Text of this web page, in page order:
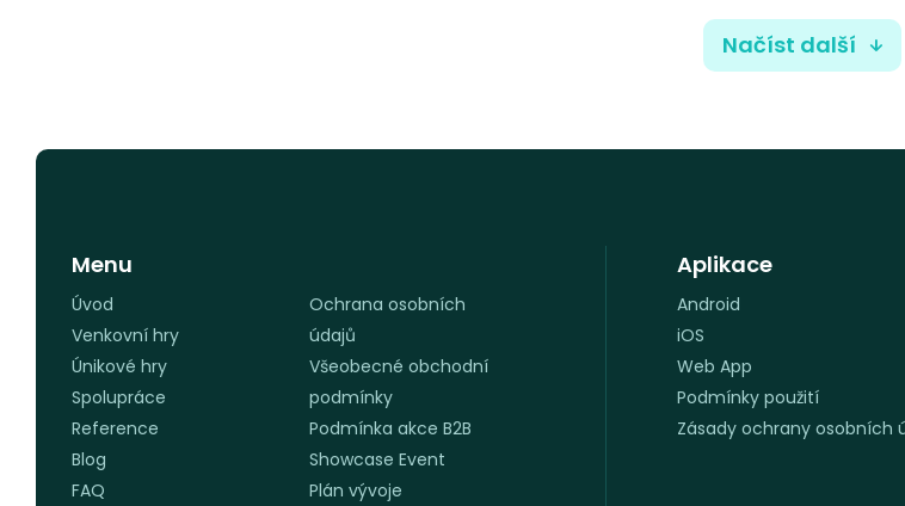
Načíst další
Menu
Úvod
Venkovní hry
Únikové hry
Spolupráce
Reference
Blog
FAQ
Ochrana osobních
údajů
Všeobecné obchodní
podmínky
Podmínka akce B2B
Showcase Event
Plán vývoje
Aplikace
Android
iOS
Web App
Podmínky použití
Zásady ochrany osobních